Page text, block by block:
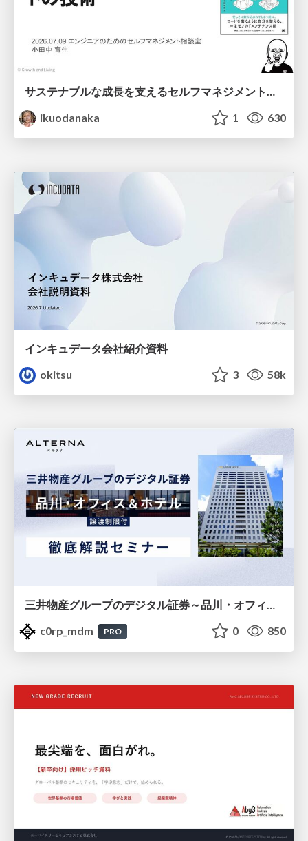
サステナブルな成長を支えるセルフマネジメントの技術/Self Management skill for growth
ikuodanaka
1 630
インキュデータ会社紹介資料
okitsu
3 58k
三井物産グループのデジタル証券～品川・オフィス＆ホテル～徹底解説セミナー
c0rp_mdm
PRO 0 850